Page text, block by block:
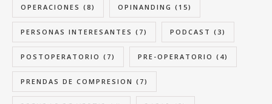
OPERACIONES (8) OPINANDING (15)
PERSONAS INTERESANTES (7) PODCAST (3)
POSTOPERATORIO (7) PRE-OPERATORIO (4)
PRENDAS DE COMPRESION (7)